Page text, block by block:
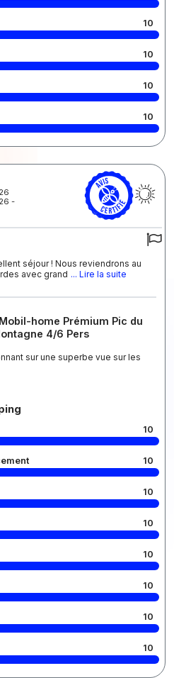
10
10
10
10
-
séjour ! Nous reviendrons au
avec grand ... Lire la suite
home Prémium Pic du
4/6 Pers
sur une superbe vue sur les
10
10
10
10
10
10
10
10